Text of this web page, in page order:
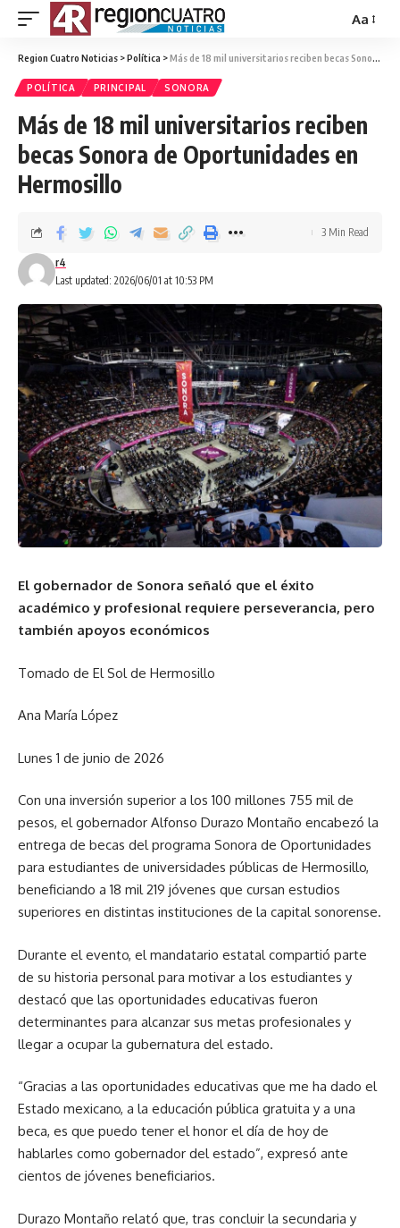
Aa
Region Cuatro Noticias >Política >Más de 18 mil universitarios reciben becas Sonora de Oportunidades en Hermosillo
POLÍTICA PRINCIPAL SONORA
Más de 18 mil universitarios reciben
becas Sonora de Oportunidades en
Hermosillo
Last updated: 2026/06/01 at 10:53 PM
r4
3 Min Read
El gobernador de Sonora señaló que el éxito
académico y profesional requiere perseverancia, pero
también apoyos económicos
Tomado de El Sol de Hermosillo
Ana María López
Lunes 1 de junio de 2026
Con una inversión superior a los 100 millones 755 mil de
pesos, el gobernador Alfonso Durazo Montaño encabezó la
entrega de becas del programa Sonora de Oportunidades
para estudiantes de universidades públicas de Hermosillo,
beneficiando a 18 mil 219 jóvenes que cursan estudios
superiores en distintas instituciones de la capital sonorense.
Durante el evento, el mandatario estatal compartió parte
de su historia personal para motivar a los estudiantes y
destacó que las oportunidades educativas fueron
determinantes para alcanzar sus metas profesionales y
llegar a ocupar la gubernatura del estado.
“Gracias a las oportunidades educativas que me ha dado el
Estado mexicano, a la educación pública gratuita y a una
beca, es que puedo tener el honor el día de hoy de
hablarles como gobernador del estado”, expresó ante
cientos de jóvenes beneficiarios.
Durazo Montaño relató que, tras concluir la secundaria y